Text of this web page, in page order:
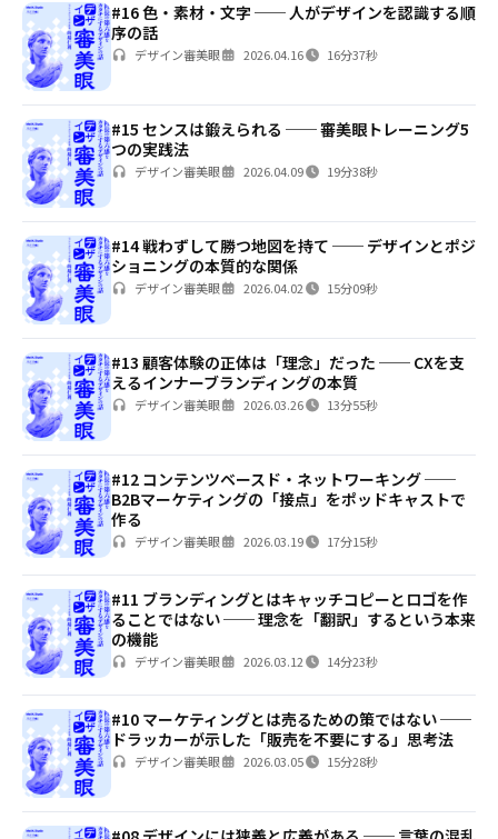
#16 色・素材・文字 ── 人がデザインを認識する順
序の話
デザイン審美眼 2026.04.16 16分37秒
#15 センスは鍛えられる ── 審美眼トレーニング5
つの実践法
デザイン審美眼 2026.04.09 19分38秒
#14 戦わずして勝つ地図を持て ── デザインとポジ
ショニングの本質的な関係
デザイン審美眼 2026.04.02 15分09秒
#13 顧客体験の正体は「理念」だった ── CXを支
えるインナーブランディングの本質
デザイン審美眼 2026.03.26 13分55秒
#12 コンテンツベースド・ネットワーキング ──
B2Bマーケティングの「接点」をポッドキャストで
作る
デザイン審美眼 2026.03.19 17分15秒
#11 ブランディングとはキャッチコピーとロゴを作
ることではない ── 理念を「翻訳」するという本来
の機能
デザイン審美眼 2026.03.12 14分23秒
#10 マーケティングとは売るための策ではない ──
ドラッカーが示した「販売を不要にする」思考法
デザイン審美眼 2026.03.05 15分28秒